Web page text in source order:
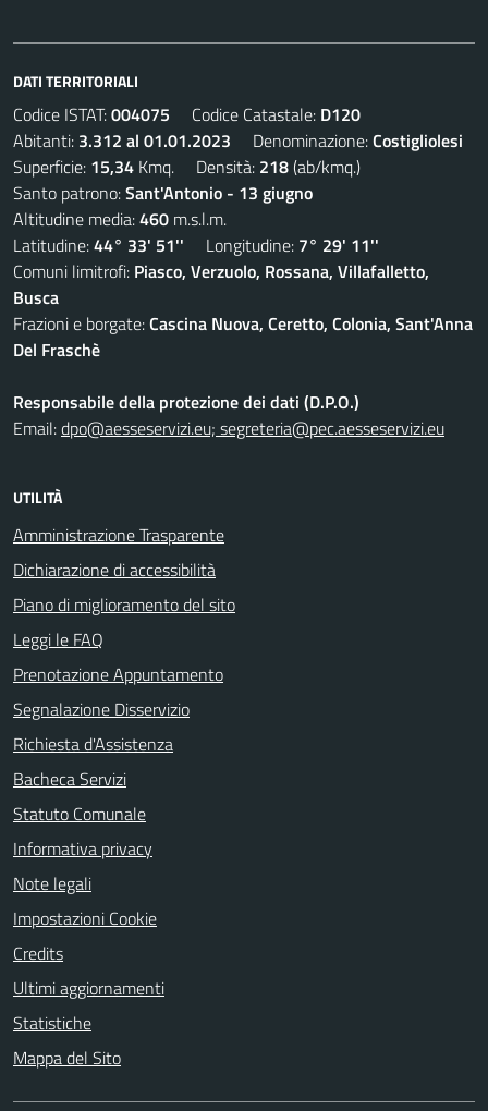
DATI TERRITORIALI
Codice ISTAT:004075 Codice Catastale: D120
Abitanti: 3.312 al 01.01.2023 Denominazione:Costigliolesi
Superficie: 15,34 Kmq. Densità: 218(ab/kmq.)
Santo patrono:Sant'Antonio - 13 giugno
Altitudine media:460 m.s.l.m.
Latitudine:44° 33' 51'' Longitudine: 7° 29' 11''
Comuni limitrofi: Piasco, Verzuolo, Rossana, Villafalletto,
Busca
Frazioni e borgate:Cascina Nuova, Ceretto, Colonia, Sant'Anna
Del Fraschè
Responsabile della protezione dei dati (D.P.O.)
Email:dpo@aesseservizi.eu; segreteria@pec.aesseservizi.eu
UTILITÀ
Amministrazione Trasparente
Dichiarazione di accessibilità
Piano di miglioramento del sito
Leggi le FAQ
Prenotazione Appuntamento
Segnalazione Disservizio
Richiesta d'Assistenza
Bacheca Servizi
Statuto Comunale
Informativa privacy
Note legali
Impostazioni Cookie
Credits
Ultimi aggiornamenti
Statistiche
Mappa del Sito